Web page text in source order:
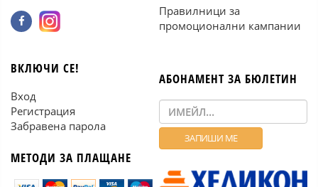
Правилници за
промоционални кампании
ВКЛЮЧИ СЕ!
Вход
Регистрация
Забравена парола
МЕТОДИ ЗА ПЛАЩАНЕ
АБОНАМЕНТ ЗА БЮЛЕТИН